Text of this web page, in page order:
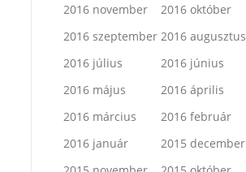
2016 november
2016 október
2016 szeptember 2016 augusztus
2016 július
2016 június
2016 május
2016 április
2016 március
2016 február
2016 január
2015 december